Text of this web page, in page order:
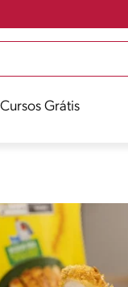
Cursos Grátis